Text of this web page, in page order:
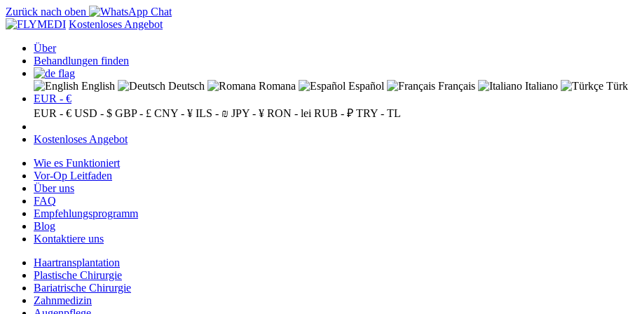
Zurück nach oben
Kostenloses Angebot
Über
Behandlungen finden
English Deutsch Romana Español Français Italiano
EUR - €
EUR - € USD - $ GBP - £ CNY - ¥ ILS - ₪ JPY - ¥ RON - lei RUB - ₽ TRY - TL
Kostenloses Angebot
Wie es Funktioniert
Vor-Op Leitfaden
Über uns
FAQ
Empfehlungsprogramm
Blog
Kontaktiere uns
Haartransplantation
Plastische Chirurgie
Bariatrische Chirurgie
Zahnmedizin